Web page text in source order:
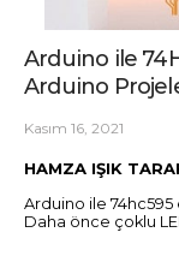
Arduino ile
Arduino
Kasım 16, 2021
HAMZA IŞIK
Arduino ile
Daha önce çoklu